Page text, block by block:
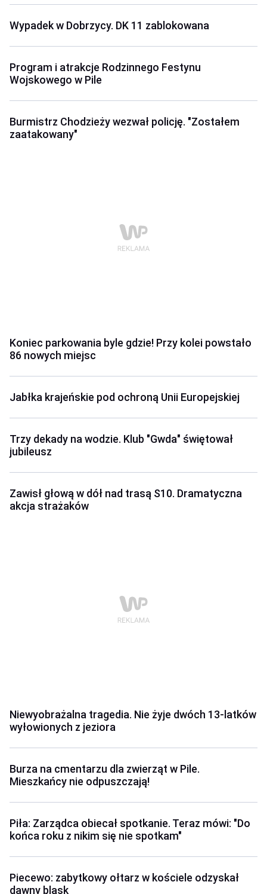
Wypadek w Dobrzycy. DK 11 zablokowana
Program i atrakcje Rodzinnego Festynu
Wojskowego w Pile
Burmistrz Chodzieży wezwał policję. "Zostałem
zaatakowany"
Koniec parkowania byle gdzie! Przy kolei powstało
86 nowych miejsc
Jabłka krajeńskie pod ochroną Unii Europejskiej
Trzy dekady na wodzie. Klub "Gwda" świętował
jubileusz
Zawisł głową w dół nad trasą S10. Dramatyczna
akcja strażaków
Niewyobrażalna tragedia. Nie żyje dwóch 13-latków
wyłowionych z jeziora
Burza na cmentarzu dla zwierząt w Pile.
Mieszkańcy nie odpuszczają!
Piła: Zarządca obiecał spotkanie. Teraz mówi: "Do
końca roku z nikim się nie spotkam"
Piecewo: zabytkowy ołtarz w kościele odzyskał
dawny blask